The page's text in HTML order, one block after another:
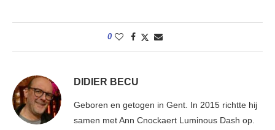
0
DIDIER BECU
Geboren en getogen in Gent. In 2015 richtte hij
samen met Ann Cnockaert Luminous Dash op.